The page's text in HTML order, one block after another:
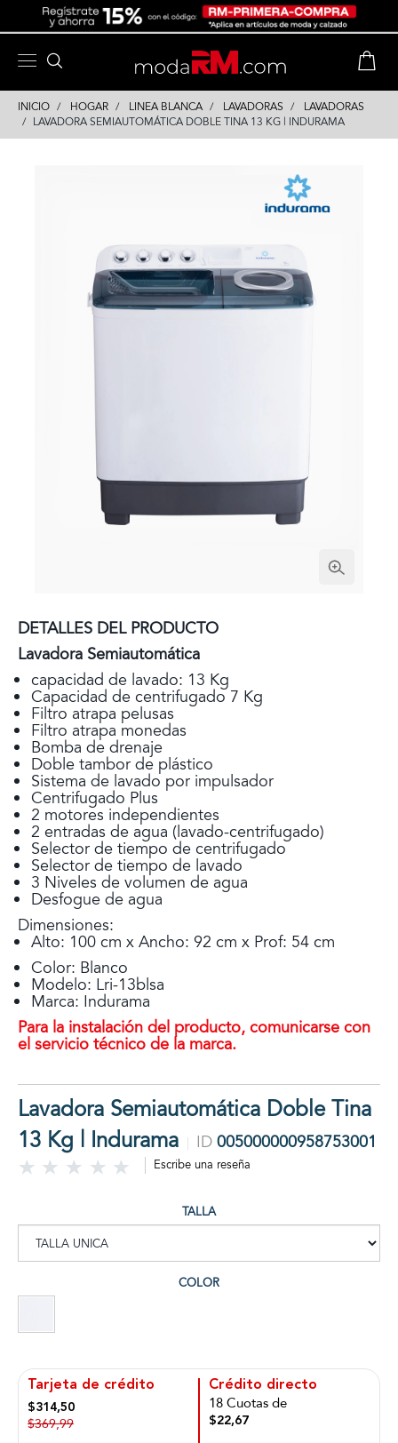
INICIO HOGAR LINEA BLANCA LAVADORAS
LAVADORAS
LAVADORA SEMIAUTOMÁTICA DOBLE TINA 13 KG | INDURAMA
DETALLES DEL PRODUCTO
Lavadora Semiautomática
capacidad de lavado: 13 Kg
Capacidad de centrifugado 7 Kg
Filtro atrapa pelusas
Filtro atrapa monedas
Bomba de drenaje
Doble tambor de plástico
Sistema de lavado por impulsador
Centrifugado Plus
2 motores independientes
2 entradas de agua (lavado-centrifugado)
Selector de tiempo de centrifugado
Selector de tiempo de lavado
3 Niveles de volumen de agua
Desfogue de agua
Dimensiones:
Alto: 100 cm x Ancho: 92 cm x Prof: 54 cm
Color: Blanco
Modelo: Lri-13blsa
Marca: Indurama
Para la instalación del producto, comunicarse con
el servicio técnico de la marca.
Lavadora Semiautomática Doble Tina
13 Kg | Indurama
ID 005000000958753001
Escribe una reseña
TALLA
COLOR
Tarjeta de crédito
$314,50
$369,99
Crédito directo
18 Cuotas de
$22,67